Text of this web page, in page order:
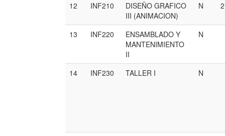
12
INF210
DISEÑO GRAFICO
III (ANIMACION)
N
13 INF220
ENSAMBLADO Y
MANTENIMIENTO
II
N
14 INF230 TALLER I N